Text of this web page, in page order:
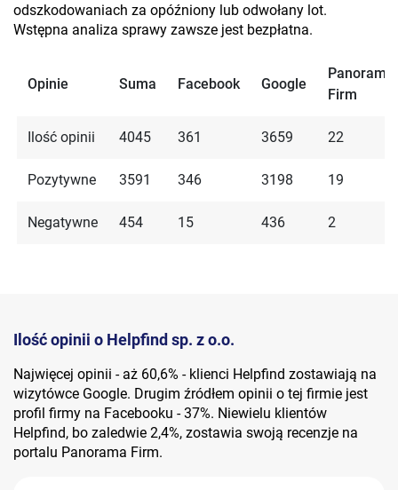
odszkodowaniach za opóźniony lub odwołany lot.
Wstępna analiza sprawy zawsze jest bezpłatna.
Opinie Suma Facebook Google
Panorama
Firm
Ilość opinii 4045 361 3659 22
Pozytywne 3591 346 3198 19
Negatywne 454 15 436 2
Ilość opinii o Helpfind sp. z o.o.
Najwięcej opinii - aż 60,6% - klienci Helpfind zostawiają na
wizytówce Google. Drugim źródłem opinii o tej firmie jest
profil firmy na Facebooku - 37%. Niewielu klientów
Helpfind, bo zaledwie 2,4%, zostawia swoją recenzje na
portalu Panorama Firm.